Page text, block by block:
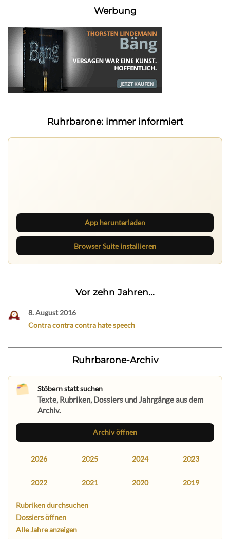
Werbung
Ruhrbarone: immer informiert
App herunterladen
Browser Suite installieren
Vor zehn Jahren...
8. August 2016
Contra contra contra hate speech
Ruhrbarone-Archiv
Stöbern statt suchen
Texte, Rubriken, Dossiers und Jahrgänge aus dem
Archiv.
Archiv öffnen
2026 2025 2024 2023
2022 2021 2020 2019
Rubriken durchsuchen
Dossiers öffnen
Alle Jahre anzeigen